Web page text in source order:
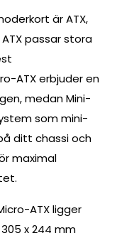
är ATX,
ATX passar stora
ATX erbjuder en
medan Mini-
som mini-
ditt chassi och
maximal
ATX ligger
x 244 mm